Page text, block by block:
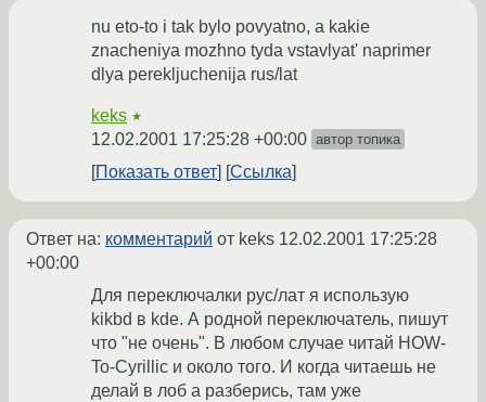
nu eto-to i tak bylo povyatno, a kakie
znacheniya mozhno tyda vstavlyat' naprimer
dlya perekljuchenija rus/lat
keks ★
12.02.2001 17:25:28 +00:00 автор топика
Показать ответ Ссылка
Ответ на: комментарий от keks 12.02.2001 17:25:28
+00:00
Для переключалки рус/лат я использую
kikbd в kde. А родной переключатель, пишут
что "не очень". В любом случае читай HOW-
To-Cyrillic и около того. И когда читаешь не
делай в лоб а разберись, там уже